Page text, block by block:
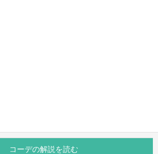
コーデの解説を読む